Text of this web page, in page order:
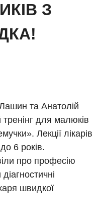
та неврології
З
та Анатолій
для малюків
Лекції лікарів
6 років.
про професію
швидкої